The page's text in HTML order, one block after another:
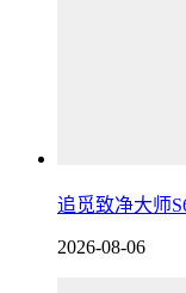
追觅致净大师
2026-08-06